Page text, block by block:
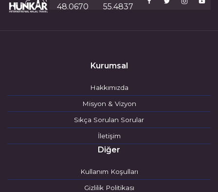
48.0670
55.4837
Kurumsal
Hakkımızda
Misyon & Vizyon
Sıkça Sorulan Sorular
İletişim
Diğer
Kullanım Koşulları
Gizlilik Politikası